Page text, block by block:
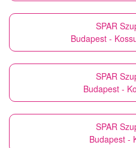
SPAR
Budapest -
SPAR
Budapest -
SPAR
Budapest -